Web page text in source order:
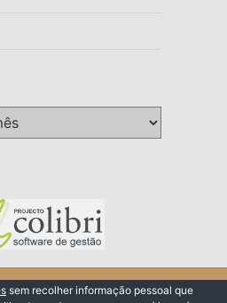
sem recolher informação pessoal que